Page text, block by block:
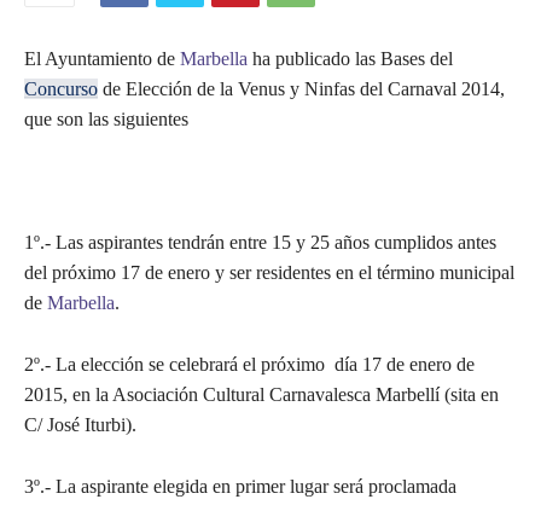
El Ayuntamiento de Marbella ha publicado las Bases del
Concurso de Elección de la Venus y Ninfas del Carnaval 2014,
que son las siguientes
1º.- Las aspirantes tendrán entre 15 y 25 años cumplidos antes
del próximo 17 de enero y ser residentes en el término municipal
de Marbella.
2º.- La elección se celebrará el próximo día 17 de enero de
2015, en la Asociación Cultural Carnavalesca Marbellí (sita en
C/ José Iturbi).
3º.- La aspirante elegida en primer lugar será proclamada